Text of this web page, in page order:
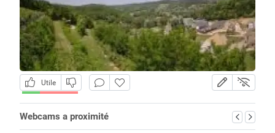
Utile
Webcams a proximité